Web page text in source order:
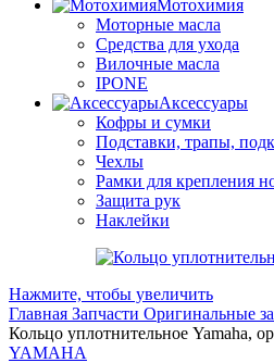
Мотохимия
Моторные масла
Средства для ухода
Вилочные масла
IPONE
Аксессуары
Кофры и сумки
Подставки, трапы,
Чехлы
Рамки для крепления
Защита рук
Наклейки
Нажмите, чтобы увеличить
Главная Запчасти Оригинальные
Кольцо уплотнительное Yamaha,
YAMAHA